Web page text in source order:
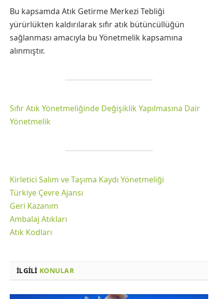
Bu kapsamda Atık Getirme Merkezi Tebliği
yürürlükten kaldırılarak sıfır atık bütüncüllüğün
sağlanması amacıyla bu Yönetmelik kapsamına
alınmıştır.
Sıfır Atık Yönetmeliğinde Değişiklik Yapılmasına Dair
Yönetmelik
Kirletici Salım ve Taşıma Kaydı Yönetmeliği
Türkiye Çevre Ajansı
Geri Kazanım
Ambalaj Atıkları
Atık Kodları
İLGILI KONULAR